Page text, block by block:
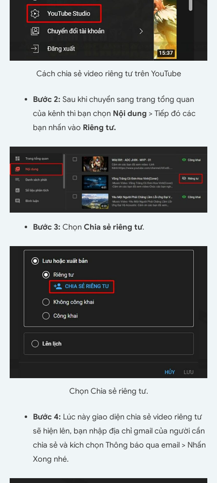
Cách chia sẻ video riêng tư trên YouTube
Bước 2: Sau khi chuyển sang trang tổng quan
của kênh thì bạn chọn Nội dung > Tiếp đó các
bạn nhấn vào Riêng tư.
Bước 3: Chọn Chia sẻ riêng tư.
Chọn Chia sẻ riêng tư.
Bước 4: Lúc này giao diện chia sẻ video riêng tư
sẽ hiện lên, bạn nhập địa chỉ gmail của người cần
chia sẻ và kích chọn Thông báo qua email > Nhấn
Xong nhé.